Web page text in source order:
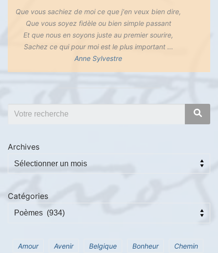
Que vous sachiez de moi ce que j'en veux bien dire,
Que vous soyez fidèle ou bien simple passant
Et que nous en soyons juste au premier sourire,
Sachez ce qui pour moi est le plus important ...
Anne Sylvestre
Archives
Catégories
Amour Avenir Belgique Bonheur
Chemin